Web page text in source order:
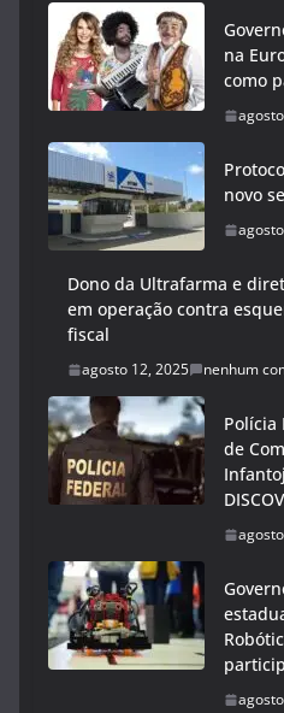
na
como
novo
Dono da Ultrafarma e
em operação contra
fiscal
agosto 12, 2025 nenhum
Polícia
de